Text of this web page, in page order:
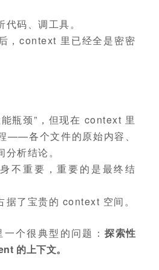
码、调工具。
，context 里已经全是密密
瓶颈”，但现在 context 里
——各个文件的原始内容、
析结论。
不重要，重要的是最终结
据了宝贵的 context 空间。
个很典型的问题：探索性
的上下文。